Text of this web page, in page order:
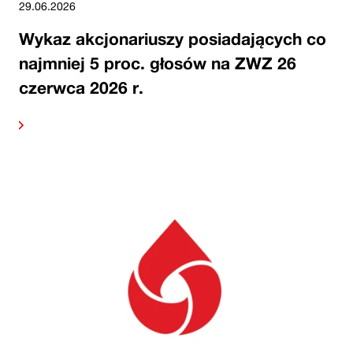
29.06.2026
Wykaz akcjonariuszy posiadających co
najmniej 5 proc. głosów na ZWZ 26
czerwca 2026 r.